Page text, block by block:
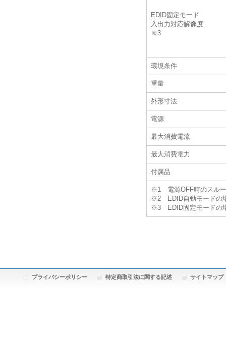
EDID固定モード
入出力対応解像度
※3
環境条件
重量
外形寸法
電源
最大消費電流
最大消費電力
付属品
※1 電源OFF時のスル
※2 EDID自動モードの
※3 EDID固定モードの
プライバシーポリシー 特定商取引法に関する記述 サイトマップ